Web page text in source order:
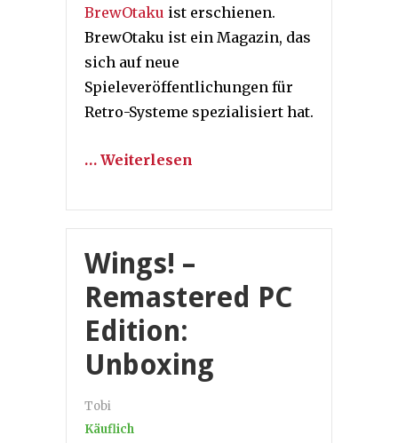
BrewOtaku ist erschienen.
BrewOtaku ist ein Magazin, das
sich auf neue
Spieleveröffentlichungen für
Retro-Systeme spezialisiert hat.
… Weiterlesen
Wings! –
Remastered PC
Edition:
Unboxing
Tobi
Käuflich